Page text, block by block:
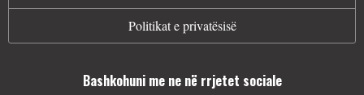
Politikat e privatësisë
Bashkohuni me ne në rrjetet sociale